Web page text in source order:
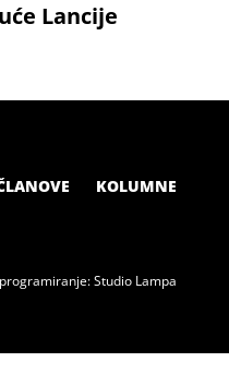
Lancije
KOLUMNE
Studio Lampa